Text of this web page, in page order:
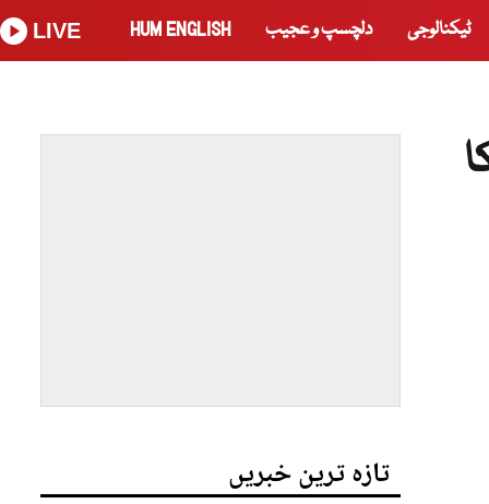
ٹیکنالوجی دلچسپ و عجیب HUM ENGLISH
LIVE
تازہ ترین خبریں